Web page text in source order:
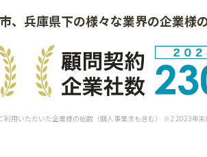
、兵庫県下の様々な業界の企業様
用いただいた企業様の総数（個人事業主も含む） ※2 2023年